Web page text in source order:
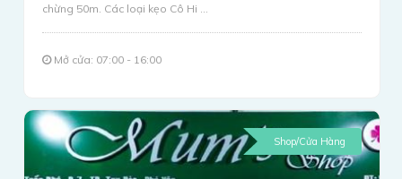
chừng 50m. Các loại kẹo Cô Hi ...
Mở cửa: 07:00 - 16:00
Shop/Cửa Hàng